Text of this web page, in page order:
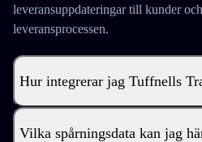
leveransuppdateringar till kunder
leveransprocessen.
Hur integrerar jag Tuffnells
Vilka spårningsdata kan jag